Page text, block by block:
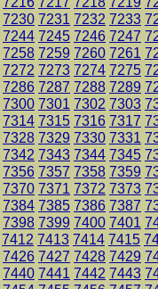
7230 7231 7232 7233
7244 7245 7246 7247
7258 7259 7260 7261
7272 7273 7274 7275
7286 7287 7288 7289
7300 7301 7302 7303
7314 7315 7316 7317
7328 7329 7330 7331
7342 7343 7344 7345
7356 7357 7358 7359
7370 7371 7372 7373
7384 7385 7386 7387
7398 7399 7400 7401
7412 7413 7414 7415
7426 7427 7428 7429
7440 7441 7442 7443